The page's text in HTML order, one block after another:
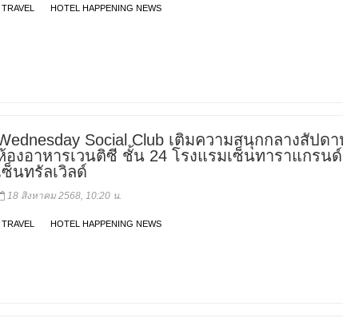
TRAVEL HOTEL HAPPENING NEWS
Social Club เติมความสนุกกลางสัปด
องอาหารเวนติซี ชั้น 24 โรงแรมเซ็นทาราแกรน
ซ็นทรัลเวิลด์
18 สิงหาคม 2568, 10:20 น.
TRAVEL HOTEL HAPPENING NEWS